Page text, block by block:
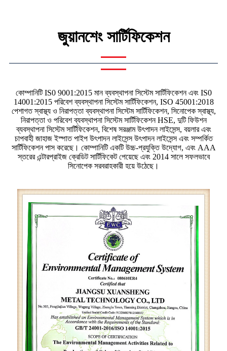
জুয়ানশেং সার্টিফিকেশন
কোম্পানিটি IS0 9001:2015 মান ব্যবস্থাপনা সিস্টেম সার্টিফিকেশন এবং IS0
14001:2015 পরিবেশ ব্যবস্থাপনা সিস্টেম সার্টিফিকেশন, ISO 45001:2018
পেশাগত স্বাস্থ্য ও নিরাপত্তা ব্যবস্থাপনা সিস্টেম সার্টিফিকেশন, সিনোপেক স্বাস্থ্য,
নিরাপত্তা ও পরিবেশ ব্যবস্থাপনা সিস্টেম সার্টিফিকেশন HSE, দুটি ফিউশন
ব্যবস্থাপনা সিস্টেম সার্টিফিকেশন, বিশেষ সরঞ্জাম উৎপাদন লাইসেন্স, বয়লার এবং
চাপবাহী জাহাজ ইস্পাত পাইপ উৎপাদন লাইসেন্স উৎপাদন লাইসেন্স এবং সম্পর্কিত
সার্টিফিকেশন পাস করেছে। কোম্পানিটি একটি উচ্চ-প্রযুক্তি উদ্যোগ, এবং AAA
স্তরের এন্টারপ্রাইজ ক্রেডিট সার্টিফিকেট পেয়েছে এবং 2014 সালে সফলভাবে
সিনোপেক সরবরাহকারী হয়ে উঠেছে।